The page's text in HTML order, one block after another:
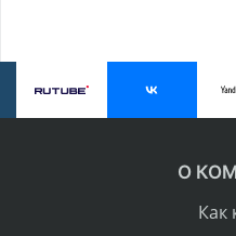
О
Как